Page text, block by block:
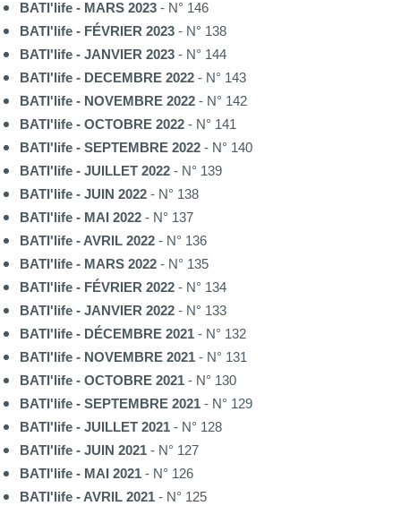
BATI'life - MARS 2023 - N° 146
BATI'life - FÉVRIER 2023 - N° 138
BATI'life - JANVIER 2023 - N° 144
BATI'life - DECEMBRE 2022 - N° 143
BATI'life - NOVEMBRE 2022 - N° 142
BATI'life - OCTOBRE 2022 - N° 141
BATI'life - SEPTEMBRE 2022 - N° 140
BATI'life - JUILLET 2022 - N° 139
BATI'life - JUIN 2022 - N° 138
BATI'life - MAI 2022 - N° 137
BATI'life - AVRIL 2022 - N° 136
BATI'life - MARS 2022 - N° 135
BATI'life - FÉVRIER 2022 - N° 134
BATI'life - JANVIER 2022 - N° 133
BATI'life - DÉCEMBRE 2021 - N° 132
BATI'life - NOVEMBRE 2021 - N° 131
BATI'life - OCTOBRE 2021 - N° 130
BATI'life - SEPTEMBRE 2021 - N° 129
BATI'life - JUILLET 2021 - N° 128
BATI'life - JUIN 2021 - N° 127
BATI'life - MAI 2021 - N° 126
BATI'life - AVRIL 2021 - N° 125